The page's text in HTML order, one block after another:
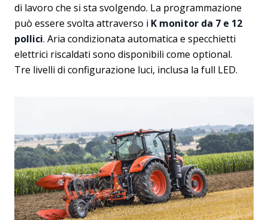
di lavoro che si sta svolgendo. La programmazione
può essere svolta attraverso i K monitor da 7 e 12
pollici. Aria condizionata automatica e specchietti
elettrici riscaldati sono disponibili come optional.
Tre livelli di configurazione luci, inclusa la full LED.